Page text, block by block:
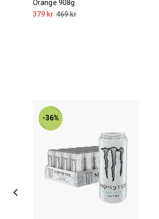
Orange 908g
379 kr 469 kr
-36%